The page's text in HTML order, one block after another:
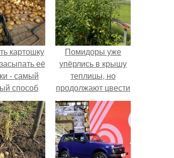
картошку
её
- самый
способ
вместе с
гниль,
и больные
Помидоры уже
упёрлись в крышу
теплицы, но
продолжают цвести
как сумасшедшие?